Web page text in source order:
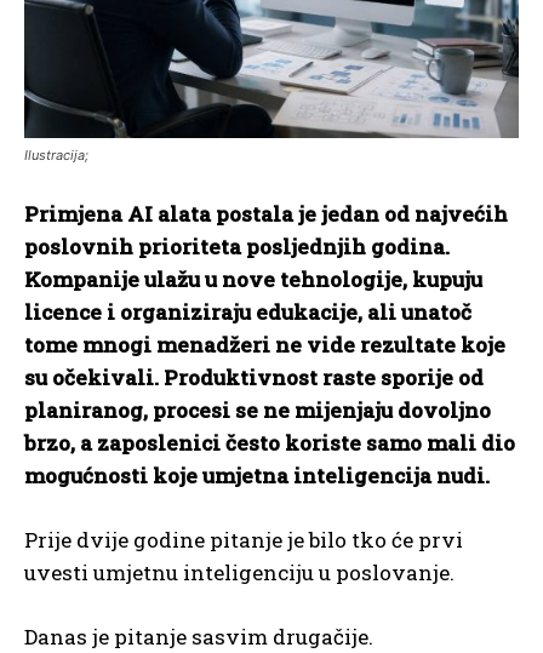
Ilustracija;
Primjena AI alata postala je jedan od najvećih
poslovnih prioriteta posljednjih godina.
Kompanije ulažu u nove tehnologije, kupuju
licence i organiziraju edukacije, ali unatoč
tome mnogi menadžeri ne vide rezultate koje
su očekivali. Produktivnost raste sporije od
planiranog, procesi se ne mijenjaju dovoljno
brzo, a zaposlenici često koriste samo mali dio
mogućnosti koje umjetna inteligencija nudi.
Prije dvije godine pitanje je bilo tko će prvi
uvesti umjetnu inteligenciju u poslovanje.
Danas je pitanje sasvim drugačije.